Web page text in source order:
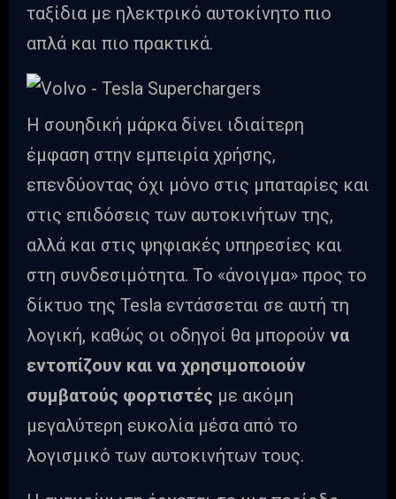
ταξίδια με ηλεκτρικό αυτοκίνητο πιο
απλά και πιο πρακτικά.
Η σουηδική μάρκα δίνει ιδιαίτερη
έμφαση στην εμπειρία χρήσης,
επενδύοντας όχι μόνο στις μπαταρίες και
στις επιδόσεις των αυτοκινήτων της,
αλλά και στις ψηφιακές υπηρεσίες και
στη συνδεσιμότητα. Το «άνοιγμα» προς το
δίκτυο της Tesla εντάσσεται σε αυτή τη
λογική, καθώς οι οδηγοί θα μπορούν να
εντοπίζουν και να χρησιμοποιούν
συμβατούς φορτιστές με ακόμη
μεγαλύτερη ευκολία μέσα από το
λογισμικό των αυτοκινήτων τους.